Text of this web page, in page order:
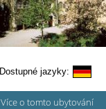
Dostupné jazyky:
Více o tomto ubytování